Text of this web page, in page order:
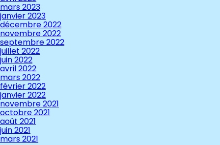
mars 2023
janvier 2023
décembre 2022
novembre 2022
septembre 2022
juillet 2022
juin 2022
avril 2022
mars 2022
février 2022
janvier 2022
novembre 2021
octobre 2021
août 2021
juin 2021
mars 2021